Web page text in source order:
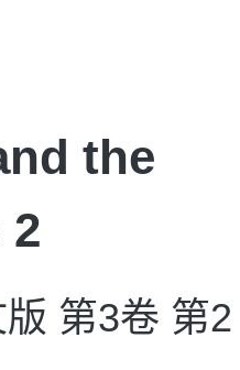
the
2
第3卷 第2